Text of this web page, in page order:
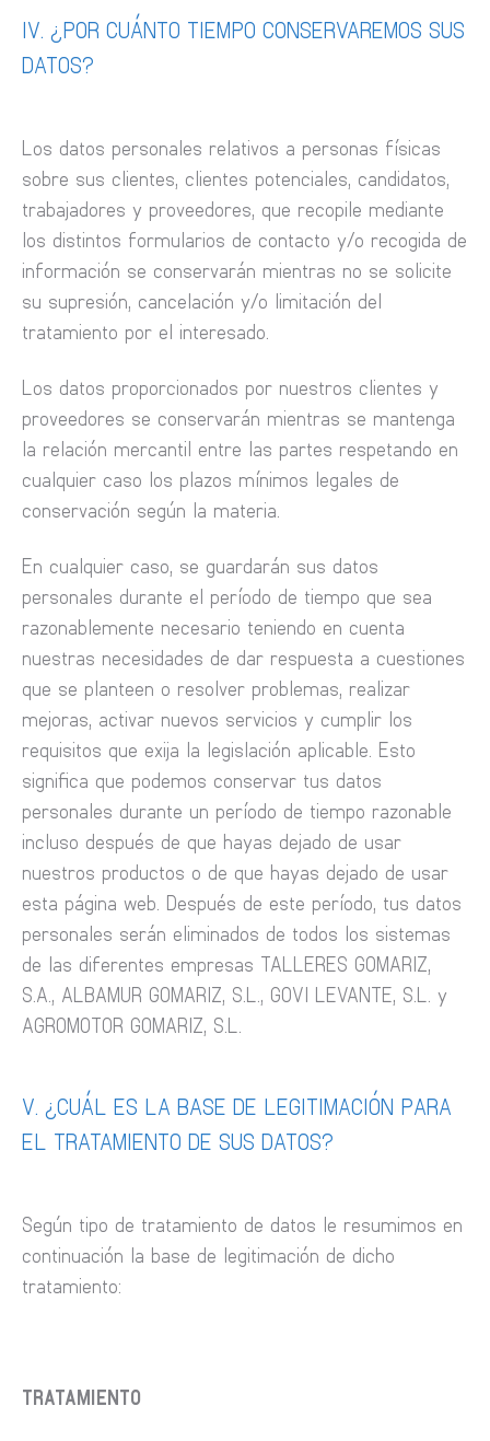
IV. ¿POR CUÁNTO TIEMPO CONSERVAREMOS SUS
DATOS?
Los datos personales relativos a personas físicas
sobre sus clientes, clientes potenciales, candidatos,
trabajadores y proveedores, que recopile mediante
los distintos formularios de contacto y/o recogida de
información se conservarán mientras no se solicite
su supresión, cancelación y/o limitación del
tratamiento por el interesado.
Los datos proporcionados por nuestros clientes y
proveedores se conservarán mientras se mantenga
la relación mercantil entre las partes respetando en
cualquier caso los plazos mínimos legales de
conservación según la materia.
En cualquier caso, se guardarán sus datos
personales durante el período de tiempo que sea
razonablemente necesario teniendo en cuenta
nuestras necesidades de dar respuesta a cuestiones
que se planteen o resolver problemas, realizar
mejoras, activar nuevos servicios y cumplir los
requisitos que exija la legislación aplicable. Esto
significa que podemos conservar tus datos
personales durante un período de tiempo razonable
incluso después de que hayas dejado de usar
nuestros productos o de que hayas dejado de usar
esta página web. Después de este período, tus datos
personales serán eliminados de todos los sistemas
de las diferentes empresas TALLERES GOMARIZ,
S.A., ALBAMUR GOMARIZ, S.L., GOVI LEVANTE, S.L. y
AGROMOTOR GOMARIZ, S.L.
V. ¿CUÁL ES LA BASE DE LEGITIMACIÓN PARA
EL TRATAMIENTO DE SUS DATOS?
Según tipo de tratamiento de datos le resumimos en
continuación la base de legitimación de dicho
tratamiento:
TRATAMIENTO